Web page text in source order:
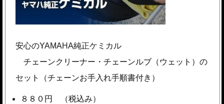
安心のYAMAHA純正ケミカル
チェーンクリーナー・チェーンルブ（ウェット）の
セット（チェーンお手入れ手順書付き）
８８０円 （税込み）